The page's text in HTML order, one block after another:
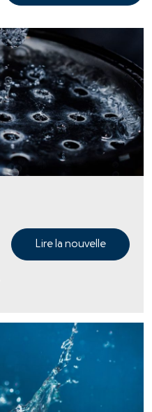
Lire la nouvelle